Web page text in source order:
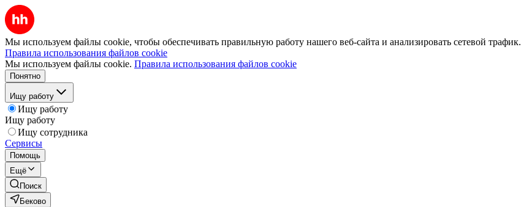
Мы используем файлы cookie, чтобы обеспечивать правильную работу нашего веб-сайта и анализировать сетевой трафик.
Правила использования файлов cookie
Мы используем файлы cookie. Правила использования файлов cookie
Понятно
Ищу работу
Ищу работу
Ищу работу
Ищу сотрудника
Сервисы
Помощь
Ещё
Поиск
Беково